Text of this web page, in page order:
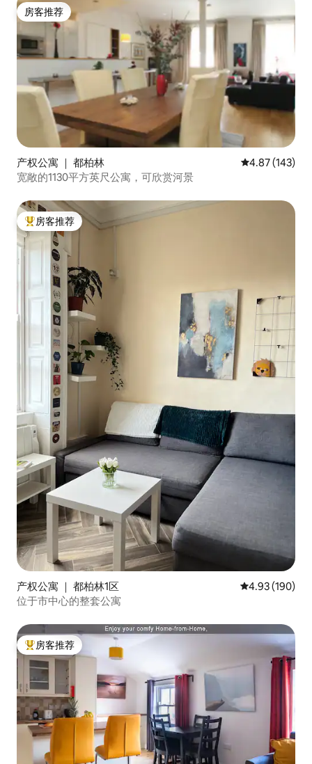
房客推荐
房客推荐
产权公寓 ｜ 都柏林 平均评分 4.87
4.87 (143)
宽敞的1130平方英尺公寓，可欣赏河景
热门「房客推荐」
房客推荐
产权公寓 ｜ 都柏林1区 平均评分 4.93
4.93 (190)
位于市中心的整套公寓
热门「房客推荐」
房客推荐